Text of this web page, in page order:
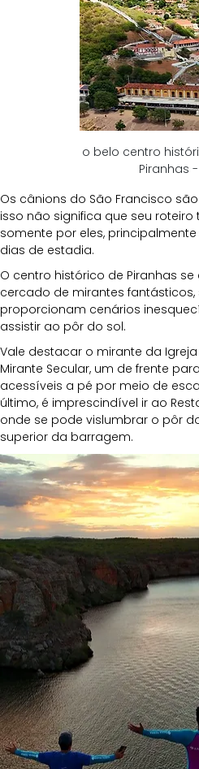
o belo centro
Piranhas
Os cânions do São Francisco
isso não significa que seu
somente por eles,
dias de estadia.
O centro histórico de Piranhas
cercado de mirantes
proporcionam cenários
assistir ao pôr do sol.
Vale destacar o mirante da
Mirante Secular, um de frente
acessíveis a pé por meio de
último, é imprescindível ir ao
onde se pode vislumbrar o pôr
superior da barragem.